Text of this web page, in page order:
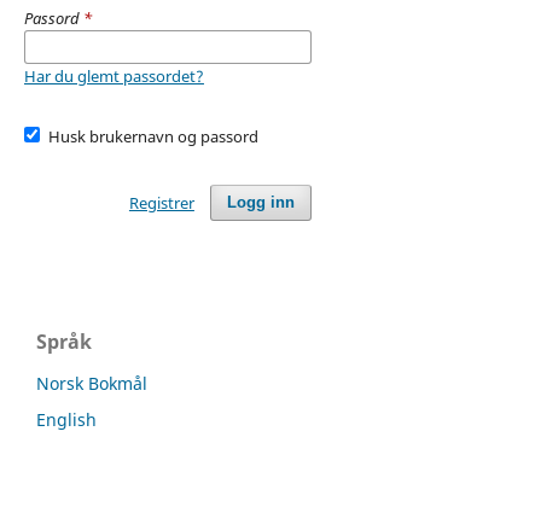
Passord *
Har du glemt passordet?
Husk brukernavn og passord
Logg inn
Registrer
Språk
Norsk Bokmål
English